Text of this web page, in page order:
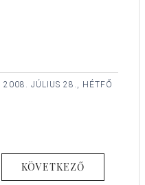
2008. JÚLIUS 28., HÉTFŐ
KÖVETKEZŐ